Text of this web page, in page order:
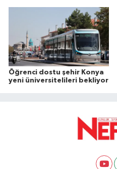
Öğrenci dostu şehir Konya
yeni üniversitelileri bekliyor